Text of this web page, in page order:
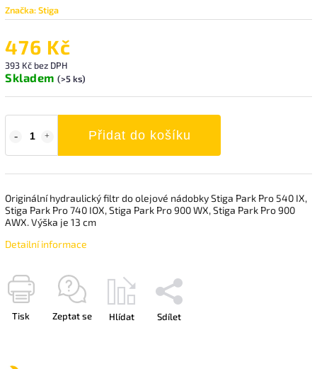
Značka:Stiga
476 Kč
393 Kč bez DPH
Skladem (>5 ks)
Přidat do košíku
Originální hydraulický filtr do olejové nádobky Stiga Park Pro 540 IX,
Stiga Park Pro 740 IOX, Stiga Park Pro 900 WX, Stiga Park Pro 900
AWX. Výška je 13 cm
Detailní informace
Tisk Zeptat se Hlídat Sdílet